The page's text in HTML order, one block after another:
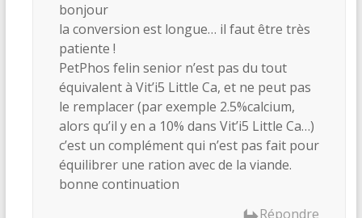
bonjour
la conversion est longue… il faut être très
patiente !
PetPhos felin senior n’est pas du tout
équivalent à Vit’i5 Little Ca, et ne peut pas
le remplacer (par exemple 2.5%calcium,
alors qu’il y en a 10% dans Vit’i5 Little Ca…)
c’est un complément qui n’est pas fait pour
équilibrer une ration avec de la viande.
bonne continuation
Répondre